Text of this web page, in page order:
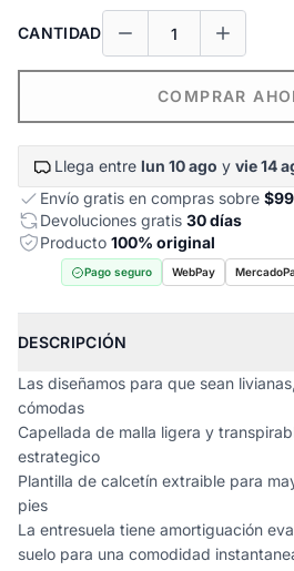
CANTIDAD
COMPRAR
Llega entre lun 10 ago y vie 14
Envío gratis en compras sobre
Devoluciones gratis 30 días
Producto 100% original
Pago seguro WebPay
DESCRIPCIÓN
Las diseñamos para que sean
cómodas
Capellada de malla ligera y
estrategico
Plantilla de calcetín extraible para
pies
La entresuela tiene amortiguación
suelo para una comodidad